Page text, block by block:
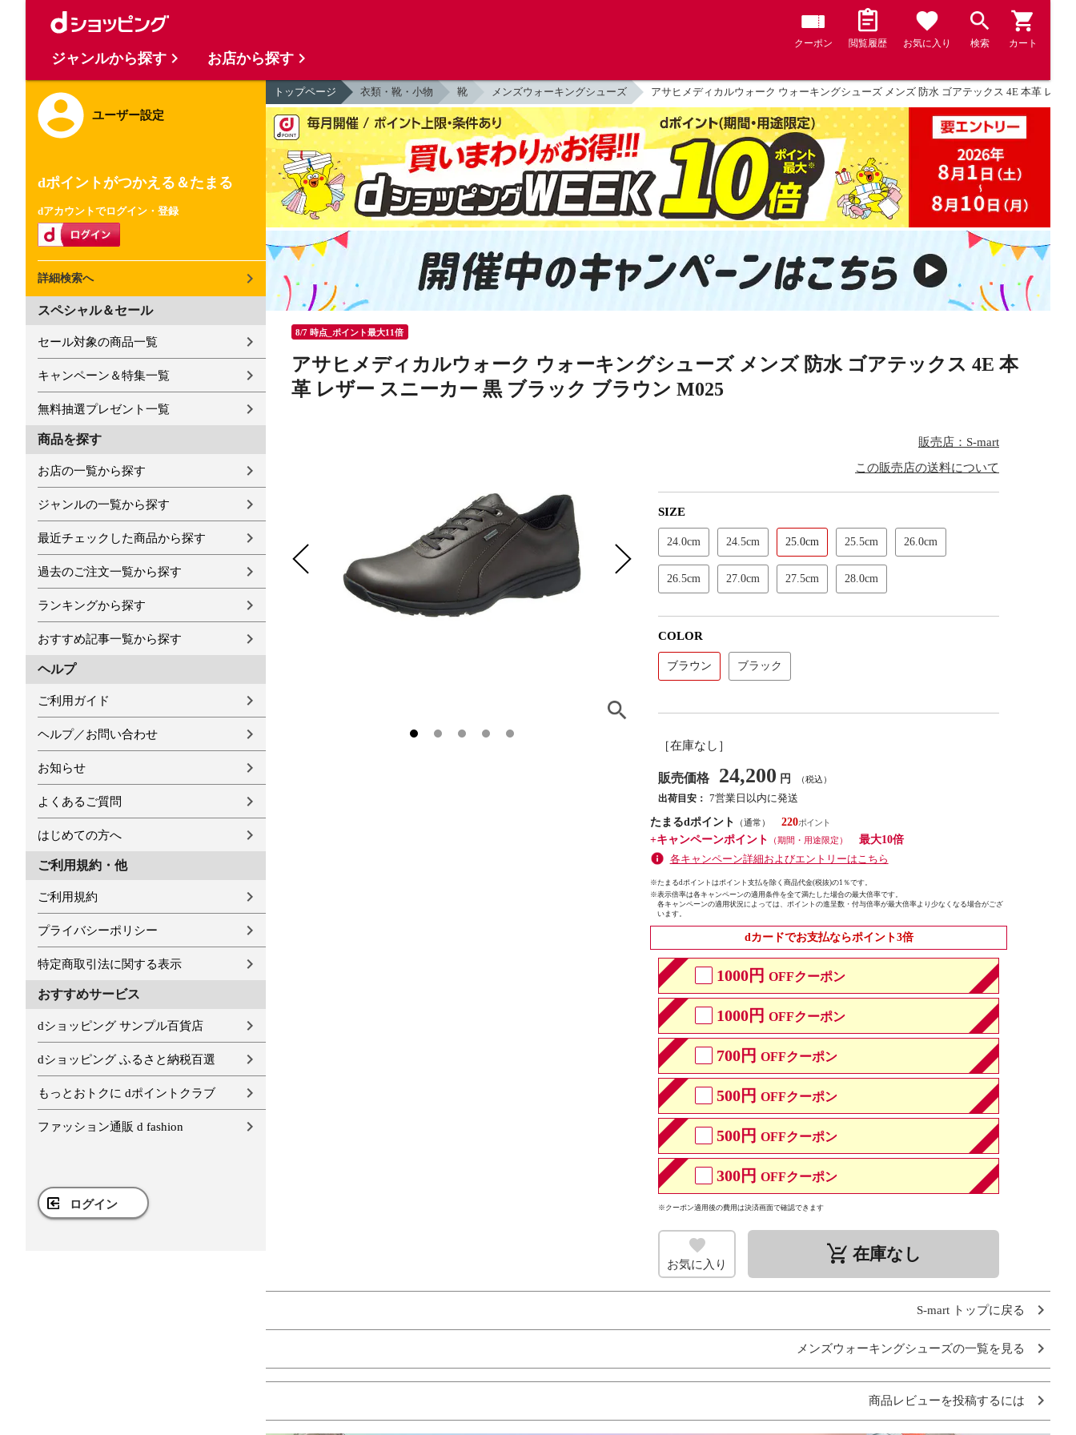
クーポン 閲覧履歴 お気に入り 検索 カート
ユーザー設定
dポイントがつかえる＆たまる
dアカウントでログイン・登録
詳細検索へ
スペシャル＆セール
セール対象の商品一覧
キャンペーン＆特集一覧
無料抽選プレゼント一覧
商品を探す
お店の一覧から探す
ジャンルの一覧から探す
最近チェックした商品から探す
過去のご注文一覧から探す
ランキングから探す
おすすめ記事一覧から探す
ヘルプ
ご利用ガイド
ヘルプ／お問い合わせ
お知らせ
よくあるご質問
はじめての方へ
ご利用規約・他
ご利用規約
プライバシーポリシー
特定商取引法に関する表示
おすすめサービス
dショッピング サンプル百貨店
dショッピング ふるさと納税百選
もっとおトクに dポイントクラブ
ファッション通販 d fashion
ログイン
トップページ 衣類・靴・小物 靴 メンズウォーキングシューズ アサヒメディカルウォーク ウォーキングシューズ メンズ 防水 ゴアテックス 4E 本革 レザ
8/7 時点_ポイント最大11倍
アサヒメディカルウォーク ウォーキングシューズ メンズ 防水 ゴアテックス 4E 本
革 レザー スニーカー 黒 ブラック ブラウン M025
販売店：S-mart
この販売店の送料について
SIZE
24.0cm 24.5cm 25.0cm 25.5cm 26.0cm
26.5cm 27.0cm 27.5cm 28.0cm
COLOR
ブラウン ブラック
［在庫なし］
販売価格 24,200 円 （税込）
出荷目安： 7営業日以内に発送
たまるdポイント
（通常）
220
+キャンペーンポイント
（期間・用途限定）
最大10倍
各キャンペーン詳細およびエントリーはこちら
※たまるdポイントはポイント支払を除く商品代金(税抜)の1％です。
※表示倍率は各キャンペーンの適用条件を全て満たした場合の最大倍率です。
各キャンペーンの適用状況によっては、ポイントの進呈数・付与倍率が最大倍率より少なくなる場合がござ
います。
dカードでお支払ならポイント3倍
1000円 OFFクーポン
1000円 OFFクーポン
700円 OFFクーポン
500円 OFFクーポン
500円 OFFクーポン
300円 OFFクーポン
※クーポン適用後の費用は決済画面で確認できます
お気に入り remove_shopping_cart 在庫なし
S-mart トップに戻る
メンズウォーキングシューズの一覧を見る
商品レビューを投稿するには
ジャンルから探す お店から探す